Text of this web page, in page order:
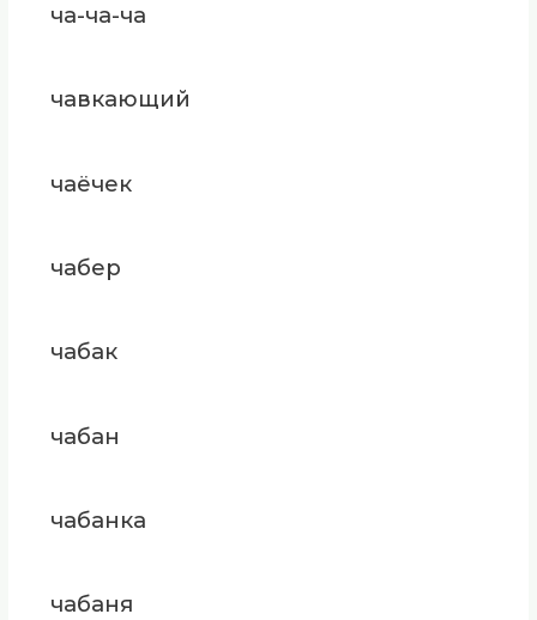
ча-ча-ча
чавкающий
чаёчек
чабер
чабак
чабан
чабанка
чабаня